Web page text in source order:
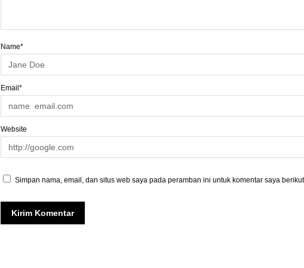
Name*
Email*
Website
Simpan nama, email, dan situs web saya pada peramban ini untuk komentar saya